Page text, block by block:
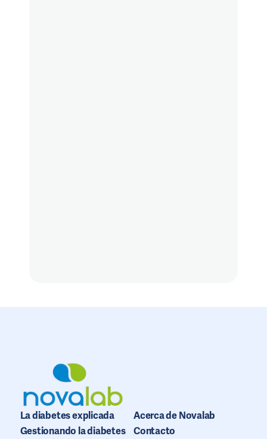
La diabetes explicada
Gestionando la diabetes
Acerca de Novalab
Contacto